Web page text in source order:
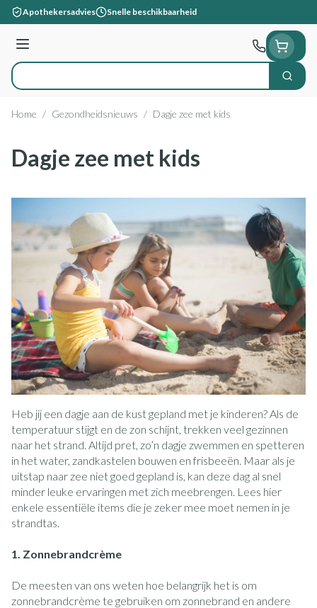
Ga naar de inhoud
Apothekersadvies Snelle beschikbaarheid
Menu
Product, merk, categorie... Zoek
Home / Gezondheidsnieuws / Dagje zee met kids
Dagje zee met kids
Heb jij een dagje aan de kust gepland met je kinderen? Als de
temperatuur stijgt en de zon schijnt, trekken veel gezinnen
naar het strand. Altijd pret, zo’n dagje zwemmen en spetteren
in het water, zandkastelen bouwen en frisbeeën. Maar als je
uitstap naar zee niet goed gepland is, kan deze dag al snel
minder leuke ervaringen met zich meebrengen. Lees hier
enkele essentiële items die je zeker mee moet nemen in je
strandtas.
1. Zonnebrandcrème
De meesten van ons weten hoe belangrijk het is om
zonnebrandcrème te gebruiken om zonnebrand en andere